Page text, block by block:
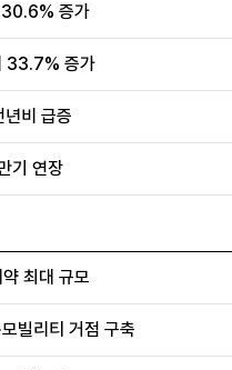
30.6% 증가
33.7% 증가
비 급증
기 연장
최대 규모
빌리티 거점 구축